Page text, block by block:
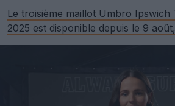
Le troisième maillot Umbro Ipswich
2025 est disponible depuis le 9